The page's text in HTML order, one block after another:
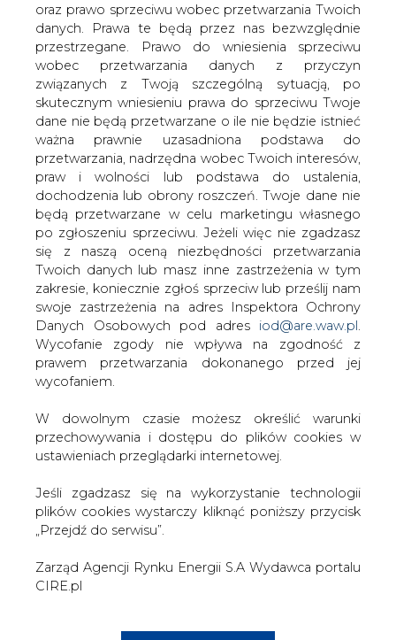
oraz prawo sprzeciwu wobec przetwarzania Twoich
danych. Prawa te będą przez nas bezwzględnie
przestrzegane. Prawo do wniesienia sprzeciwu
wobec przetwarzania danych z przyczyn
związanych z Twoją szczególną sytuacją, po
skutecznym wniesieniu prawa do sprzeciwu Twoje
dane nie będą przetwarzane o ile nie będzie istnieć
ważna prawnie uzasadniona podstawa do
przetwarzania, nadrzędna wobec Twoich interesów,
praw i wolności lub podstawa do ustalenia,
dochodzenia lub obrony roszczeń. Twoje dane nie
będą przetwarzane w celu marketingu własnego
po zgłoszeniu sprzeciwu. Jeżeli więc nie zgadzasz
się z naszą oceną niezbędności przetwarzania
Twoich danych lub masz inne zastrzeżenia w tym
zakresie, koniecznie zgłoś sprzeciw lub prześlij nam
swoje zastrzeżenia na adres Inspektora Ochrony
Danych Osobowych pod adres iod@are.waw.pl
Wycofanie zgody nie wpływa na zgodność z
prawem przetwarzania dokonanego przed jej
wycofaniem.
W dowolnym czasie możesz określić warunki
przechowywania i dostępu do plików cookies w
ustawieniach przeglądarki internetowej.
Jeśli zgadzasz się na wykorzystanie technologii
plików cookies wystarczy kliknąć poniższy przycisk
„Przejdź do serwisu”.
Zarząd Agencji Rynku Energii S.A Wydawca portalu
CIRE.pl
Szef pionu finansowego czeskiego
operatora energetycznego CEZ David
Svojitka ustąpił ze stanowiska na
skutek sporów w kierownictwie o
politykę dużych zakupów w kraju i za
granicą.
Drugi w Europie Wschodniej eksporter prądu podał, że
dział Svojitki został połączony z działem strategii
rozwoju, kierowanym przez Petra Voborila, który
wcześniej zarządzał finansami firmy. Svojitka, bankier z
doświadczeniem zdobytym na Zachodzie, krytykował
otwarcie próby „wepchnięcia" CEZ w ryzykowne i
kosztowne umowy na Słowacji i w udział w prywatyzacji
krajowego górnictwa węgla.
#Energetyka #świat
Artykuł powstał bez wsparcia narzędzi sztucznej inteligencji.
Wydawca portalu CIRE zgadza się na włączenie publikacji do
TREŚĆ KOMENTARZA